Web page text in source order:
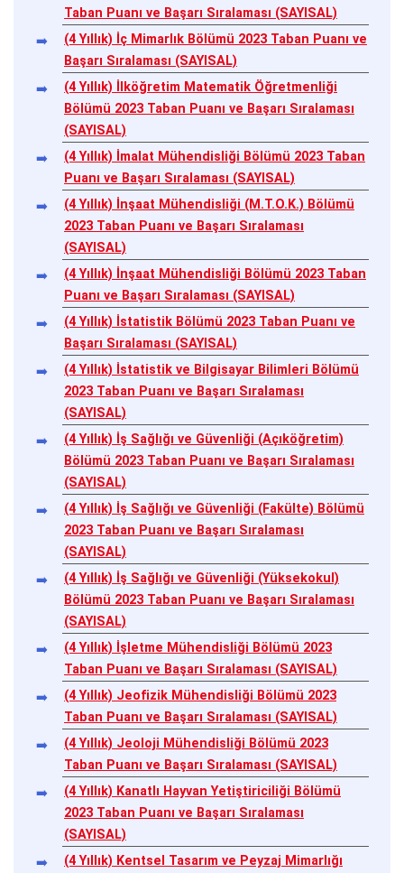
Taban Puanı ve Başarı Sıralaması (SAYISAL)
(4 Yıllık) İç Mimarlık Bölümü 2023 Taban Puanı ve
Başarı Sıralaması (SAYISAL)
(4 Yıllık) İlköğretim Matematik Öğretmenliği
Bölümü 2023 Taban Puanı ve Başarı Sıralaması
(SAYISAL)
(4 Yıllık) İmalat Mühendisliği Bölümü 2023 Taban
Puanı ve Başarı Sıralaması (SAYISAL)
(4 Yıllık) İnşaat Mühendisliği (M.T.O.K.) Bölümü
2023 Taban Puanı ve Başarı Sıralaması
(SAYISAL)
(4 Yıllık) İnşaat Mühendisliği Bölümü 2023 Taban
Puanı ve Başarı Sıralaması (SAYISAL)
(4 Yıllık) İstatistik Bölümü 2023 Taban Puanı ve
Başarı Sıralaması (SAYISAL)
(4 Yıllık) İstatistik ve Bilgisayar Bilimleri Bölümü
2023 Taban Puanı ve Başarı Sıralaması
(SAYISAL)
(4 Yıllık) İş Sağlığı ve Güvenliği (Açıköğretim)
Bölümü 2023 Taban Puanı ve Başarı Sıralaması
(SAYISAL)
(4 Yıllık) İş Sağlığı ve Güvenliği (Fakülte) Bölümü
2023 Taban Puanı ve Başarı Sıralaması
(SAYISAL)
(4 Yıllık) İş Sağlığı ve Güvenliği (Yüksekokul)
Bölümü 2023 Taban Puanı ve Başarı Sıralaması
(SAYISAL)
(4 Yıllık) İşletme Mühendisliği Bölümü 2023
Taban Puanı ve Başarı Sıralaması (SAYISAL)
(4 Yıllık) Jeofizik Mühendisliği Bölümü 2023
Taban Puanı ve Başarı Sıralaması (SAYISAL)
(4 Yıllık) Jeoloji Mühendisliği Bölümü 2023
Taban Puanı ve Başarı Sıralaması (SAYISAL)
(4 Yıllık) Kanatlı Hayvan Yetiştiriciliği Bölümü
2023 Taban Puanı ve Başarı Sıralaması
(SAYISAL)
(4 Yıllık) Kentsel Tasarım ve Peyzaj Mimarlığı